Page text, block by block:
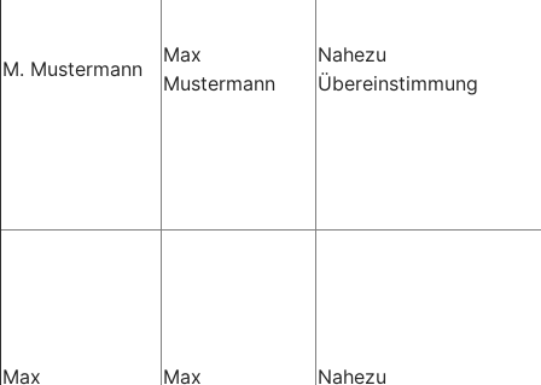
M. Mustermann
Max
Mustermann
Nahezu
Übereinstimmung
Max
Max
Nahezu